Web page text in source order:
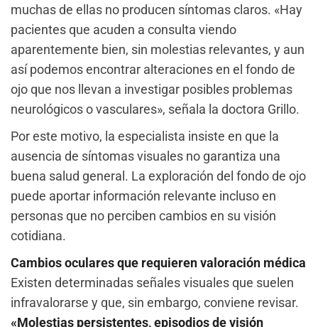
muchas de ellas no producen síntomas claros. «Hay
pacientes que acuden a consulta viendo
aparentemente bien, sin molestias relevantes, y aun
así podemos encontrar alteraciones en el fondo de
ojo que nos llevan a investigar posibles problemas
neurológicos o vasculares», señala la doctora Grillo.
Por este motivo, la especialista insiste en que la
ausencia de síntomas visuales no garantiza una
buena salud general. La exploración del fondo de ojo
puede aportar información relevante incluso en
personas que no perciben cambios en su visión
cotidiana.
Cambios oculares que requieren valoración médica
Existen determinadas señales visuales que suelen
infravalorarse y que, sin embargo, conviene revisar.
«Molestias persistentes, episodios de visión